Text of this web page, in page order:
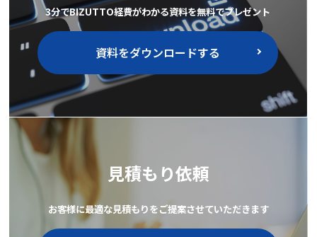
3分でBIZUTTO経費がわかる資料を無料でプレゼント
資料をダウンロードする
見積もり依頼
お客様に最適な見積もりをご提案させていただきます